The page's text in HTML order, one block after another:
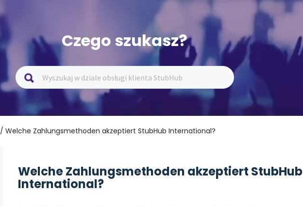
Czego szukasz?
/ Welche Zahlungsmethoden akzeptiert StubHub International?
Welche Zahlungsmethoden akzeptiert StubHub
International?